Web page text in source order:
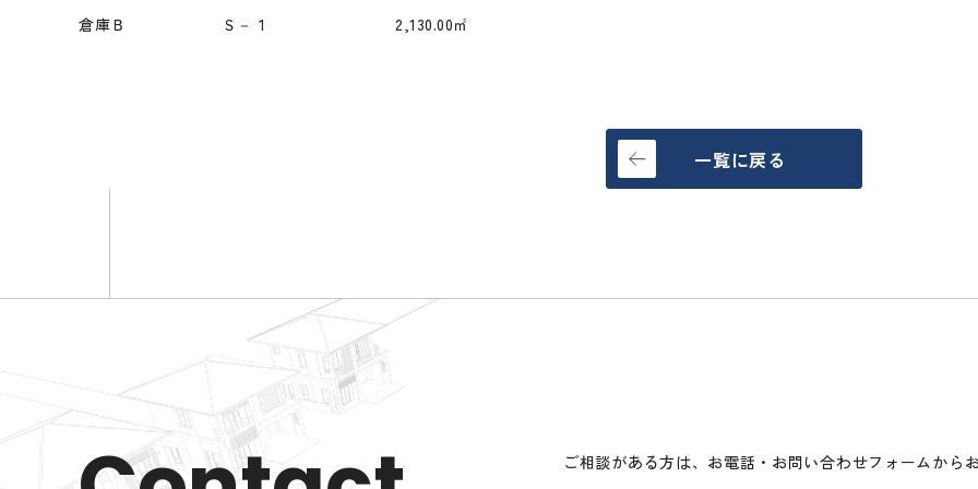
倉庫Ｂ Ｓ－１ 2,130.00㎡
一覧に戻る
ご相談がある方は、お電話・お問い合わせフォームから